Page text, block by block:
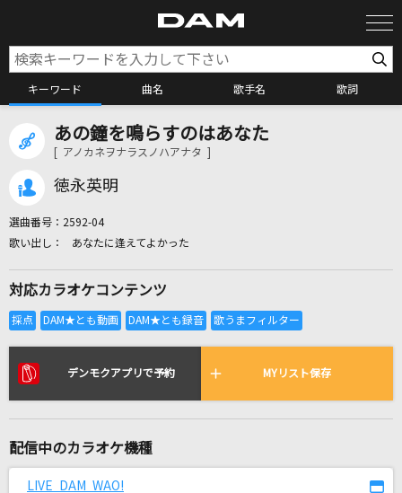
キーワード 曲名 歌手名 歌詞
カラオケ検索
全国りれき
リアルタイムで歌われている曲の一覧
[生音]CHANCE!
あの鐘を鳴らすのはあなた
[ アノカネヲナラスノハアナタ ]
徳永英明
選曲番号： 2592-04
あなたに逢えてよかった
対応カラオケコンテンツ
デンモクアプリで予約 MYリスト保存
配信中のカラオケ機種
LIVE DAM WAO!